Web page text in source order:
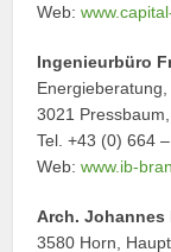
Web:
Ingenieurbüro
3021
Tel. +43 (0) 664
Web:www.ib-
Arch. Johannes
3580 Horn,